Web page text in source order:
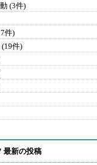
(3件)
件)
件)
最新の投稿